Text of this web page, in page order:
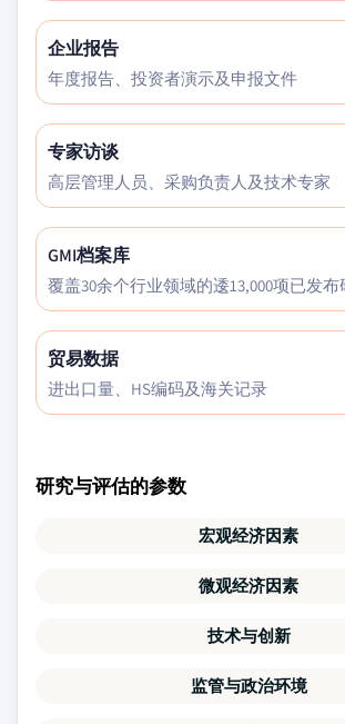
企业报告
年度报告、投资者演示及申报文件
专家访谈
高层管理人员、采购负责人及技术专家
GMI档案库
覆盖30余个行业领域的逶13,000项已发布
贸易数据
进出口量、HS编码及海关记录
研究与评估的参数
宏观经济因素
微观经济因素
技术与创新
监管与政治环境